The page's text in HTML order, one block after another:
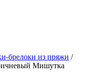
брелоки из пряжи /
Мишутка